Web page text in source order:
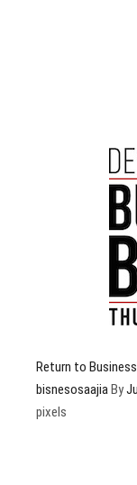
Return to
bisnesosaajiaBy
pixels